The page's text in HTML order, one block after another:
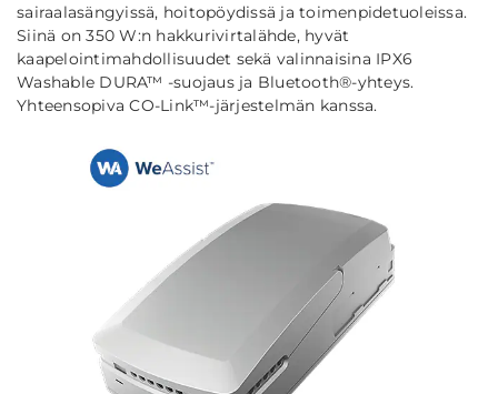
sairaalasängyissä, hoitopöydissä ja toimenpidetuoleissa.
Siinä on 350 W:n hakkurivirtalähde, hyvät
kaapelointimahdollisuudet sekä valinnaisina IPX6
Washable DURA™ -suojaus ja Bluetooth®-yhteys.
Yhteensopiva CO-Link™-järjestelmän kanssa.